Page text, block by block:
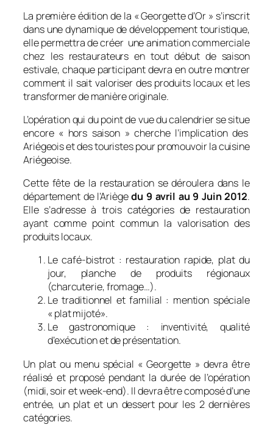
La première édition de la «Georgette d’Or » s’inscrit
dans une dynamique de développement touristique,
elle permettra de créer une animation commerciale
chez les restaurateurs en tout début de saison
estivale, chaque participant devra en outre montrer
comment il sait valoriser des produits locaux et les
transformer de manière originale.
L’opération qui du point de vue du calendrier se situe
encore « hors saison » cherche l’implication des
Ariégeois et des touristes pour promouvoir la cuisine
Ariégeoise.
Cette fête de la restauration se déroulera dans le
département de l’Ariègedu 9 avril au 9 Juin 2012.
Elle s’adresse à trois catégories de restauration
ayant comme point commun la valorisation des
produits locaux.
Le café-bistrot : restauration rapide, plat du
jour, planche de produits régionaux
(charcuterie, fromage…).
Le traditionnel et familial : mention spéciale
« plat mijoté».
Le gastronomique : inventivité, qualité
d’exécution et de présentation.
Un plat ou menu spécial «Georgette » devra être
réalisé et proposé pendant la durée de l’opération
(midi, soir et week-end). Il devra être composé d’une
entrée, un plat et un dessert pour les 2 dernières
catégories.